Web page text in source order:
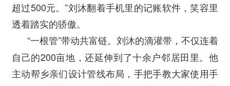
超过500元。”刘沐翻着手机里的记账软件，笑容里
透着踏实的骄傲。
“一根管”带动共富链。刘沐的滴灌带，不仅连着
自己的200亩地，还延伸到了十余户邻居田里。他
主动帮乡亲们设计管线布局，手把手教大家使用手